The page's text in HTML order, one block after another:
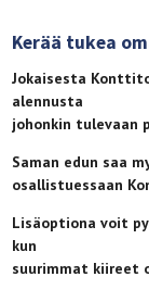
Kerää tukea
Jokaisesta
alennusta
johonkin tulevaan
Saman edun saa
osallistuessaan
Lisäoptiona voit
kun
suurimmat kiireet